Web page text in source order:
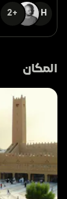
+2 OH
المكان